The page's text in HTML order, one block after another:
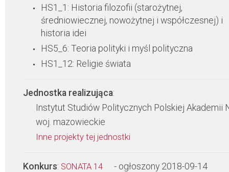
HS1_1: Historia filozofii (starożytnej,
średniowiecznej, nowożytnej i współczesnej) i
historia idei
HS5_6: Teoria polityki i myśl polityczna
HS1_12: Religie świata
Jednostka realizująca:
Instytut Studiów Politycznych Polskiej Akademii
woj. mazowieckie
Inne projekty tej jednostki
Konkurs: SONATA 14 - ogłoszony 2018-09-14